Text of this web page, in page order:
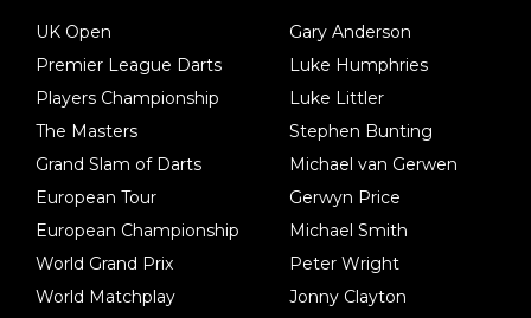
UK Open
Premier League Darts
Players Championship
The Masters
Grand Slam of Darts
European Tour
European Championship
World Grand Prix
World Matchplay
Gary Anderson
Luke Humphries
Luke Littler
Stephen Bunting
Michael van Gerwen
Gerwyn Price
Michael Smith
Peter Wright
Jonny Clayton